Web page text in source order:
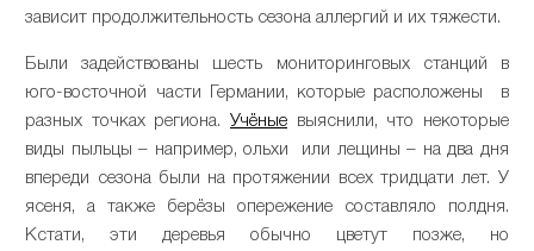
зависит продолжительность сезона аллергий и их тяжести.
Были задействованы шесть мониторинговых станций в
юго-восточной части Германии, которые расположены в
разных точках региона. Учёные выяснили, что некоторые
виды пыльцы – например, ольхи или лещины – на два дня
впереди сезона были на протяжении всех тридцати лет. У
ясеня, а также берёзы опережение составляло полдня.
Кстати, эти деревья обычно цветут позже, но